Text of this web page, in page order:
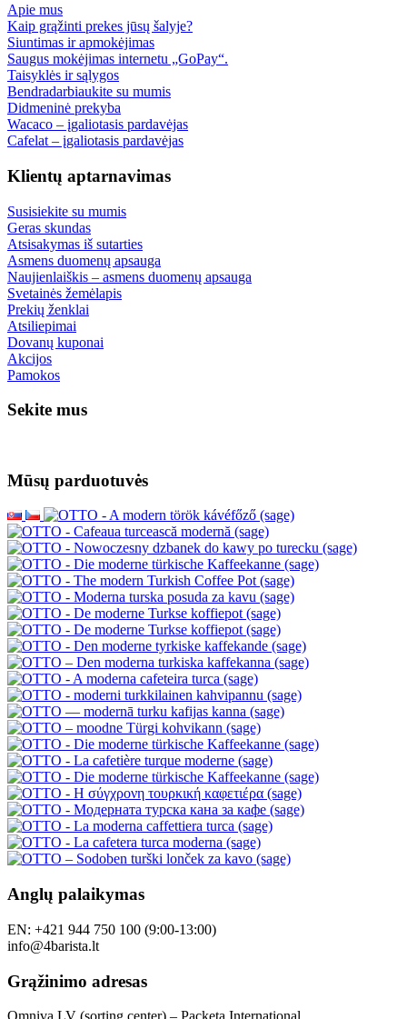
Apie mus
Kaip grąžinti prekes jūsų šalyje?
Siuntimas ir apmokėjimas
Saugus mokėjimas internetu „GoPay“.
Taisyklės ir sąlygos
Bendradarbiaukite su mumis
Didmeninė prekyba
Wacaco – įgaliotasis pardavėjas
Cafelat – įgaliotasis pardavėjas
Klientų aptarnavimas
Susisiekite su mumis
Geras skundas
Atsisakymas iš sutarties
Asmens duomenų apsauga
Naujienlaiškis – asmens duomenų apsauga
Svetainės žemėlapis
Prekių ženklai
Atsiliepimai
Dovanų kuponai
Akcijos
Pamokos
Sekite mus
Mūsų parduotuvės
Anglų palaikymas
EN: +421 944 750 100 (9:00-13:00)
info@4barista.lt
Grąžinimo adresas